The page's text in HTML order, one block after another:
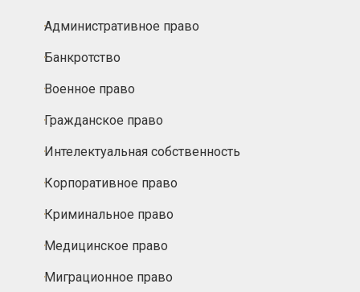
Административное право
Банкротство
Военное право
Гражданское право
Интелектуальная собственность
Корпоративное право
Криминальное право
Медицинское право
Миграционное право